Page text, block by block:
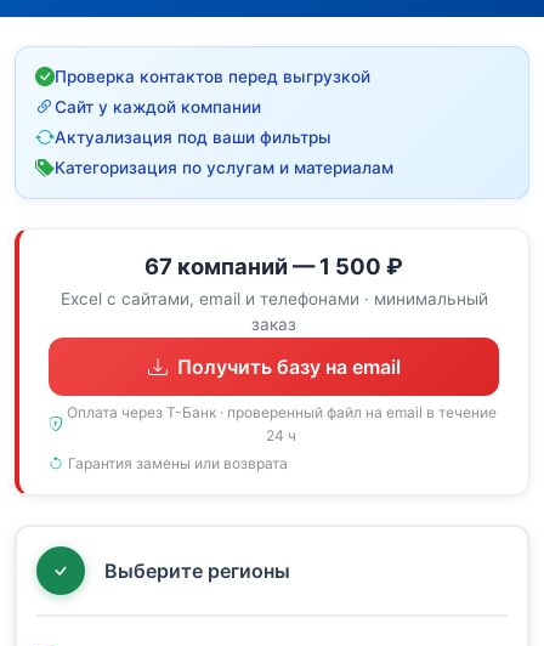
Проверка контактов перед выгрузкой
Сайт у каждой компании
Актуализация под ваши фильтры
Категоризация по услугам и материалам
67 компаний — 1 500 ₽
Excel с сайтами, email и телефонами · минимальный
заказ
Получить базу на email
Оплата через Т-Банк · проверенный файл на email в течение
24 ч
Гарантия замены или возврата
Выберите регионы